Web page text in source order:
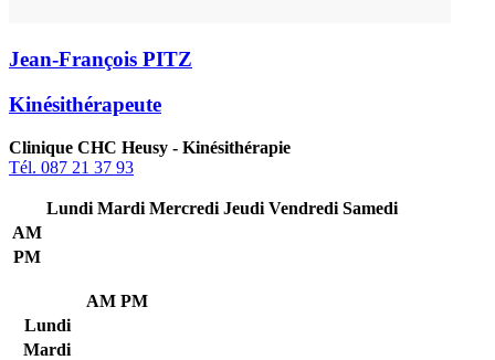
Jean-François PITZ
Kinésithérapeute
Clinique CHC Heusy - Kinésithérapie
Tél. 087 21 37 93
Lundi Mardi Mercredi Jeudi Vendredi Samedi
AM
PM
AM PM
Lundi
Mardi